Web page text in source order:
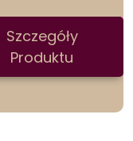
Szczegóły
Produktu